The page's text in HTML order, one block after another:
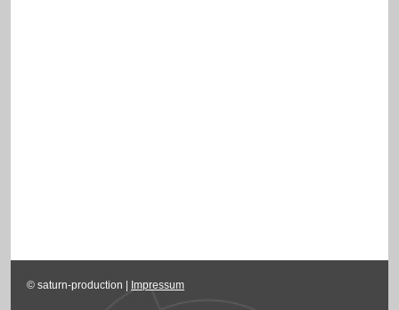
© saturn-production | Impressum